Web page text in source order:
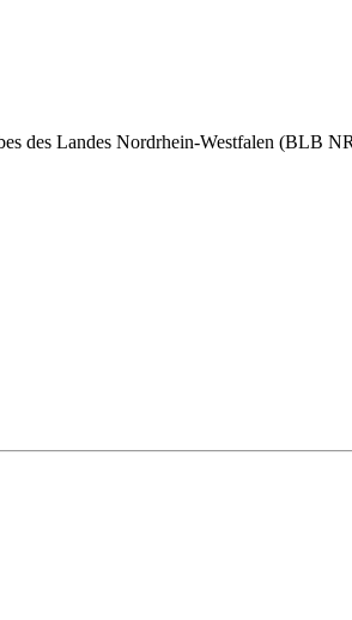
des Landes Nordrhein‑Westfalen (BLB